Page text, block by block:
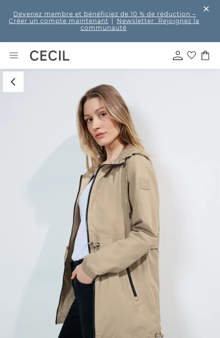
Devenez membre et bénéficiez de 10 % de réduction –
Créer un compte maintenant
Newsletter: Rejoignez la
communauté